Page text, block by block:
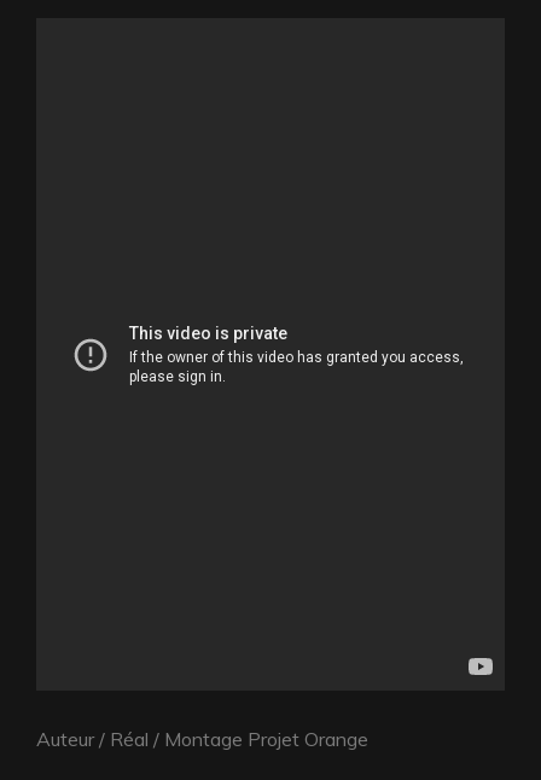
Auteur / Réal / Montage Projet Orange